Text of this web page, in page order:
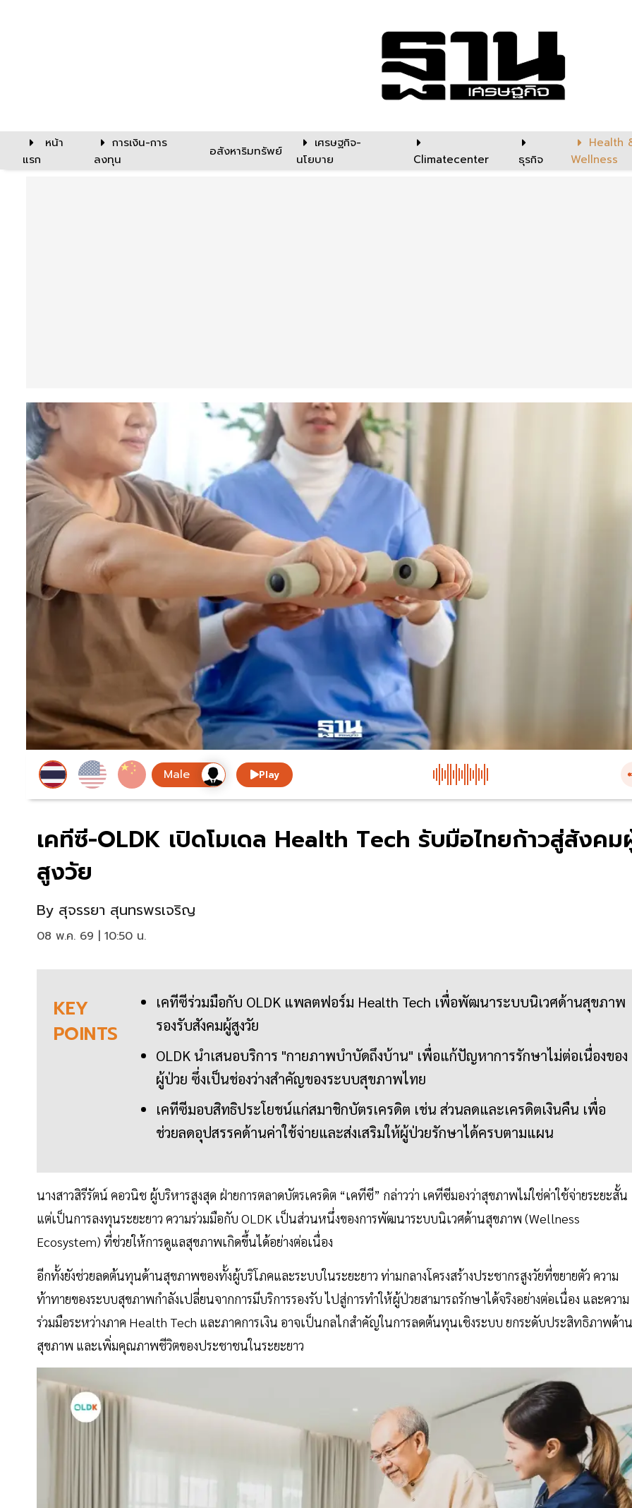
หน้า
แรก
การเงิน-การ
ลงทุน
อสังหาริมทรัพย์
เศรษฐกิจ-
นโยบาย
Climatecenter ธุรกิจ
Health
Wellness
Play
เคทีซี-OLDK เปิดโมเดล Health Tech รับมือไทยก้าวสู่สังคม
สูงวัย
By สุจรรยา สุนทรพรเจริญ
08 พ.ค. 69 | 10:50 น.
KEY
POINTS
เคทีซีร่วมมือกับ OLDK แพลตฟอร์ม Health Tech เพื่อพัฒนาระบบนิเวศด้านสุขภาพ
รองรับสังคมผู้สูงวัย
OLDK นำเสนอบริการ "กายภาพบำบัดถึงบ้าน" เพื่อแก้ปัญหาการรักษาไม่ต่อเนื่องของ
ผู้ป่วย ซึ่งเป็นช่องว่างสำคัญของระบบสุขภาพไทย
เคทีซีมอบสิทธิประโยชน์แก่สมาชิกบัตรเครดิต เช่น ส่วนลดและเครดิตเงินคืน เพื่อ
ช่วยลดอุปสรรคด้านค่าใช้จ่ายและส่งเสริมให้ผู้ป่วยรักษาได้ครบตามแผน
นางสาวสิรีรัตน์ คอวนิช ผู้บริหารสูงสุด ฝ่ายการตลาดบัตรเครดิต “เคทีซี” กล่าวว่า เคทีซีมองว่าสุขภาพไม่ใช่ค่าใช้จ่ายระยะสั้น
แต่เป็นการลงทุนระยะยาว ความร่วมมือกับ OLDK เป็นส่วนหนึ่งของการพัฒนาระบบนิเวศด้านสุขภาพ (Wellness
Ecosystem) ที่ช่วยให้การดูแลสุขภาพเกิดขึ้นได้อย่างต่อเนื่อง
อีกทั้งยังช่วยลดต้นทุนด้านสุขภาพของทั้งผู้บริโภคและระบบในระยะยาว ท่ามกลางโครงสร้างประชากรสูงวัยที่ขยายตัว ความ
ท้าทายของระบบสุขภาพกำลังเปลี่ยนจากการมีบริการรองรับ ไปสู่การทำให้ผู้ป่วยสามารถรักษาได้จริงอย่างต่อเนื่อง และความ
ร่วมมือระหว่างภาค Health Tech และภาคการเงิน อาจเป็นกลไกสำคัญในการลดต้นทุนเชิงระบบ ยกระดับประสิทธิภาพด้าน
สุขภาพ และเพิ่มคุณภาพชีวิตของประชาชนในระยะยาว